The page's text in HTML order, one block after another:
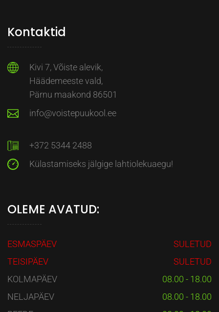
Kontaktid
Kivi 7, Võiste alevik,
Häädemeeste vald,
Pärnu maakond 86501
info@voistepuukool.ee
+372 5344 2488
Külastamiseks jälgige lahtiolekuaegu!
OLEME AVATUD:
ESMASPÄEV
SULETUD
TEISIPÄEV
SULETUD
KOLMAPÄEV
08.00 - 18.00
NELJAPÄEV
08.00 - 18.00